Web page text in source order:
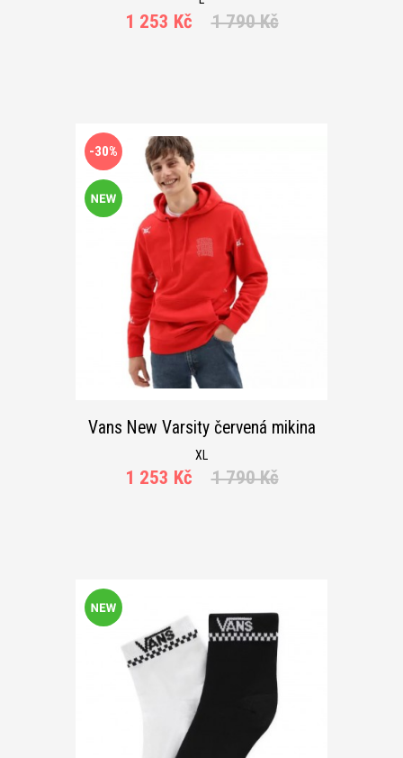
1 253 Kč 1 790 Kč
-30%
Vans New Varsity červená mikina
XL
1 253 Kč 1 790 Kč